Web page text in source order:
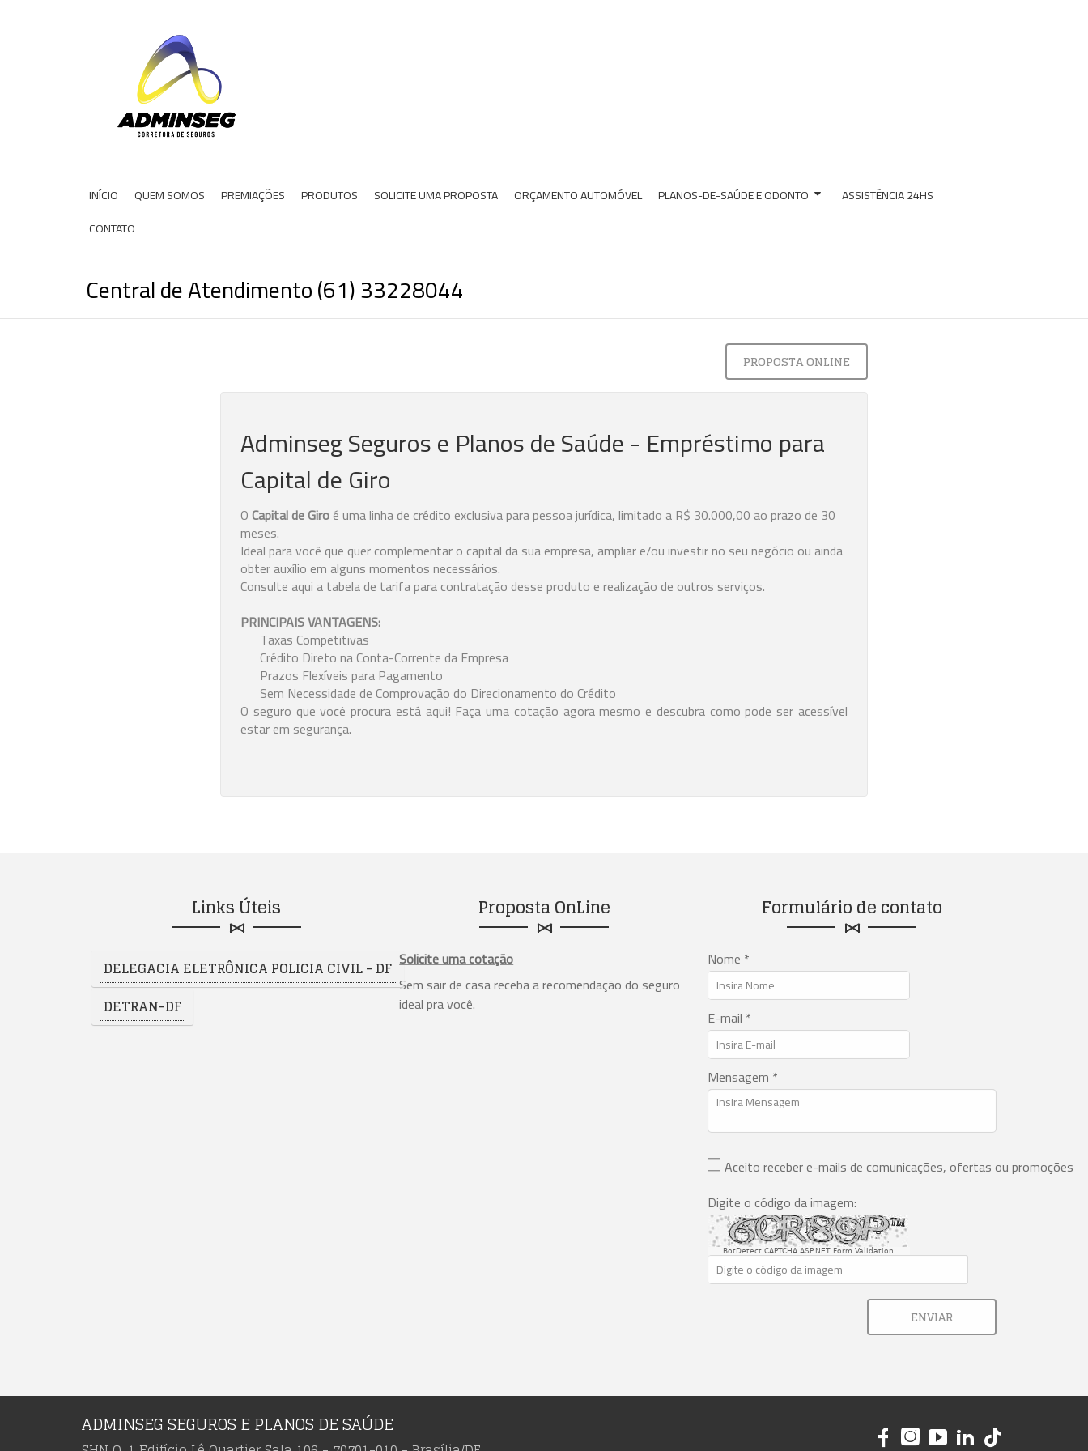
INÍCIO QUEM SOMOS PREMIAÇÕES PRODUTOS SOLICITE UMA PROPOSTA ORÇAMENTO AUTOMÓVEL PLANOS-DE-SAÚDE E ODONTO
ASSISTÊNCIA 24HS
CONTATO
Central de Atendimento (61) 33228044
PROPOSTA ONLINE
Adminseg Seguros e Planos de Saúde - Empréstimo para
Capital de Giro
OCapital de Giroé uma linha de crédito exclusiva para pessoa jurídica, limitado a R$ 30.000,00 ao prazo de 30
meses.
Ideal para você que quer complementar o capital da sua empresa, ampliar e/ou investir no seu negócio ou ainda
obter auxílio em alguns momentos necessários.
Consulte aqui a tabela de tarifa para contratação desse produto e realização de outros serviços.
PRINCIPAIS VANTAGENS:
Taxas Competitivas
Crédito Direto na Conta-Corrente da Empresa
Prazos Flexíveis para Pagamento
Sem Necessidade de Comprovação do Direcionamento do Crédito
O seguro que você procura está aqui! Faça uma cotação agora mesmo e descubra como pode ser acessível
estar em segurança.
Links Úteis
DELEGACIA ELETRÔNICA POLICIA CIVIL - DF
DETRAN-DF
Proposta OnLine
Solicite uma cotação
Sem sair de casa receba a recomendação do seguro
ideal pra você.
Formulário de contato
Nome *
E-mail *
Mensagem *
Aceito receber e-mails de comunicações, ofertas ou promoções
Digite o código da imagem:
BotDetect CAPTCHA ASP.NET Form Validation
ENVIAR
ADMINSEG SEGUROS E PLANOS DE SAÚDE